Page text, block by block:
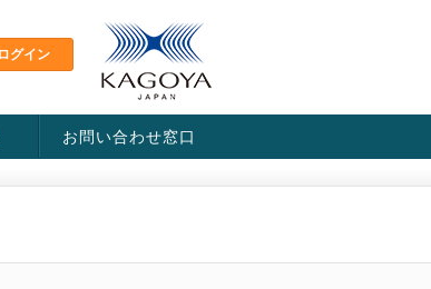
お問い合わせ窓口